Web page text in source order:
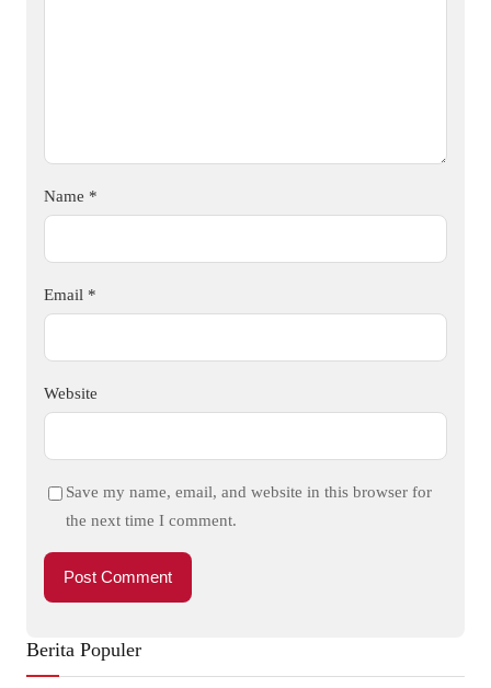
Name *
Email *
Website
Save my name, email, and website in this browser for
the next time I comment.
Berita Populer